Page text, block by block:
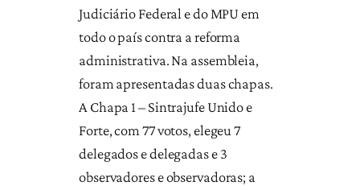
Judiciário Federal e do MPU em
todo o país contra a reforma
administrativa. Na assembleia,
foram apresentadas duas chapas.
A Chapa 1 – Sintrajufe Unido e
Forte, com 77 votos, elegeu 7
delegados e delegadas e 3
observadores e observadoras; a